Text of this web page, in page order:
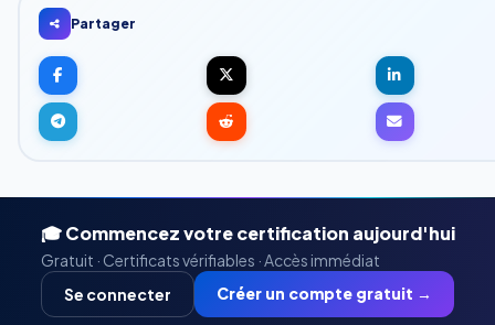
Partager
🎓 Commencez votre certification aujourd'hui
Gratuit · Certificats vérifiables · Accès immédiat
Se connecter
Créer un compte gratuit →